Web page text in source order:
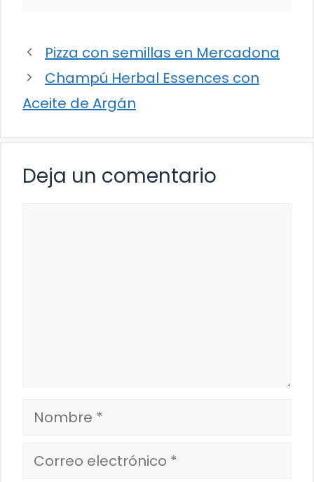
Pizza con semillas en Mercadona
Champú Herbal Essences con
Aceite de Argán
Deja un comentario
Nombre
Correo
electrónico